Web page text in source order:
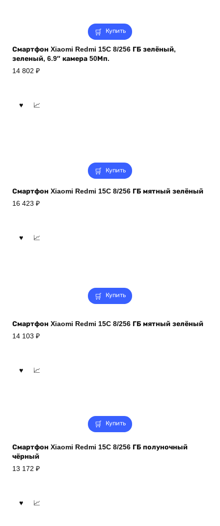
Купить
Смартфон Xiaomi Redmi 15C 8/256 ГБ зелёный,
зеленый, 6.9″ камера 50Мп.
14 802 ₽
Купить
Смартфон Xiaomi Redmi 15C 8/256 ГБ мятный зелёный
16 423 ₽
Купить
Смартфон Xiaomi Redmi 15C 8/256 ГБ мятный зелёный
14 103 ₽
Купить
Смартфон Xiaomi Redmi 15C 8/256 ГБ полуночный
чёрный
13 172 ₽